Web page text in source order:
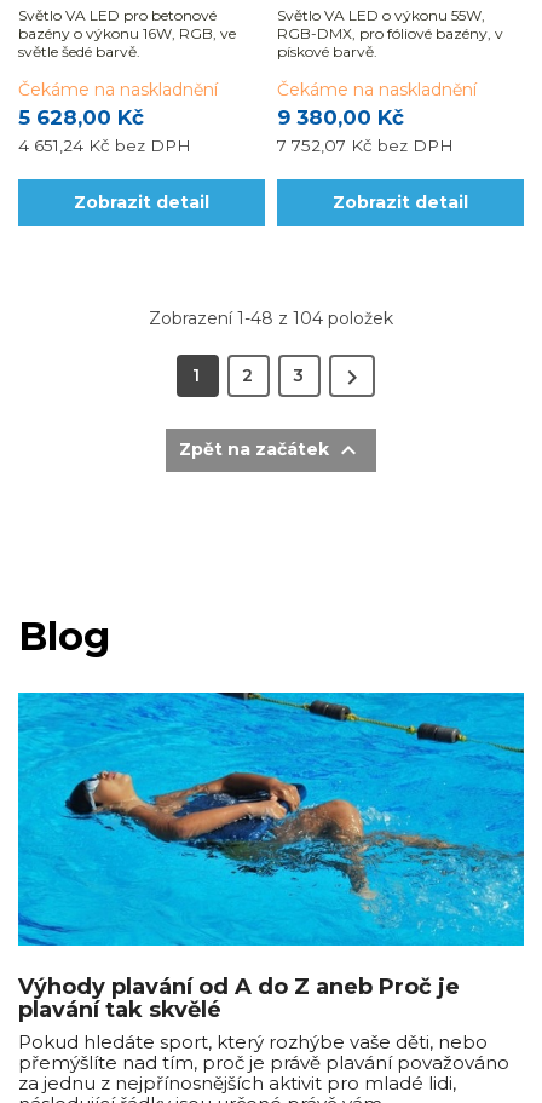
Světlo VA LED pro betonové
bazény o výkonu 16W, RGB, ve
světle šedé barvě.
5 628,00 Kč
4 651,24 Kč bez DPH
Čekáme na naskladnění
Zobrazit detail
Světlo VA LED o výkonu 55W,
RGB-DMX, pro fóliové bazény, v
pískové barvě.
9 380,00 Kč
7 752,07 Kč bez DPH
Čekáme na naskladnění
Zobrazit detail
Zobrazení 1-48 z 104 položek
1 2 3 
Zpět na začátek 
Blog
Výhody plavání od A do Z aneb Proč je
plavání tak skvělé
Pokud hledáte sport, který rozhýbe vaše děti, nebo
přemýšlíte nad tím, proč je právě plavání považováno
za jednu z nejpřínosnějších aktivit pro mladé lidi,